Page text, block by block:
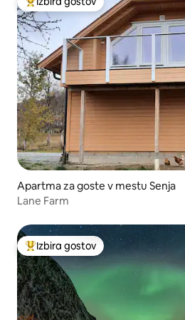
Najbolj priljubljena prenočišča z
Apartma za goste v mestu Senja
Lane Farm
Najbolj priljubljena prenočišča z
Izbira gostov